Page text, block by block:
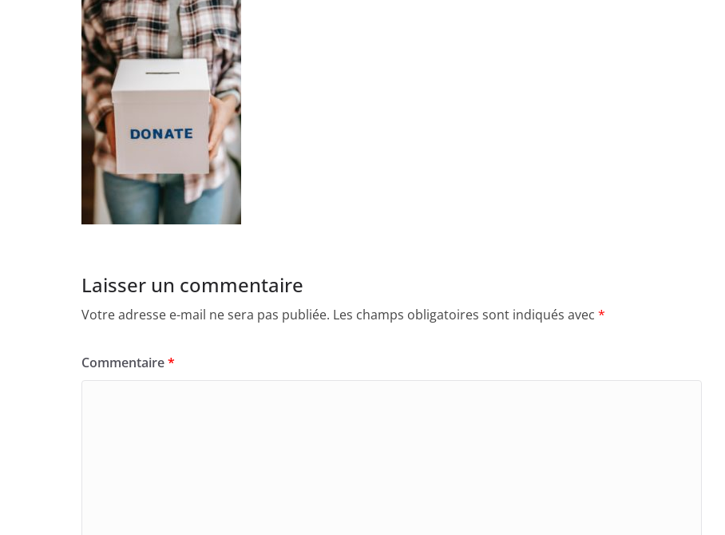
Laisser un commentaire
Votre adresse e-mail ne sera pas publiée. Les champs obligatoires sont indiqués avec *
Commentaire*